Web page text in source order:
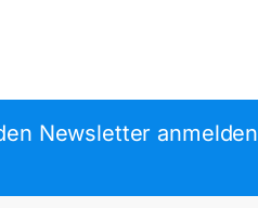
Newsletter anmelden